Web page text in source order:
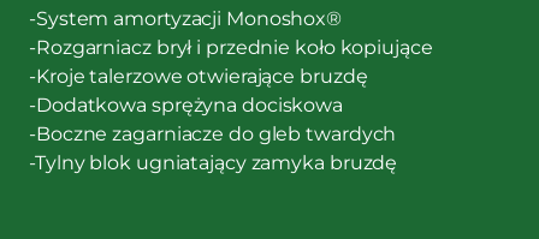
-System amortyzacji Monoshox®
-Rozgarniacz brył i przednie koło kopiujące
-Kroje talerzowe otwierające bruzdę
-Dodatkowa sprężyna dociskowa
-Boczne zagarniacze do gleb twardych
-Tylny blok ugniatający zamyka bruzdę